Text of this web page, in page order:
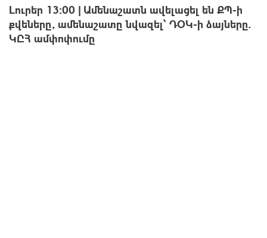
Լուրեր 13:00 | Ամենաշատն ավելացել են ՔՊ-ի
քվեները, ամենաշատը նվազել՝ ԴՕԿ-ի ձայները.
ԿԸՀ ամփոփումը